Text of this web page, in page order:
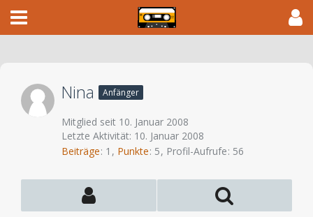
Nina Anfänger
Mitglied seit 10. Januar 2008
Letzte Aktivität: 10. Januar 2008
Beiträge 1 Punkte 5 Profil-Aufrufe 56